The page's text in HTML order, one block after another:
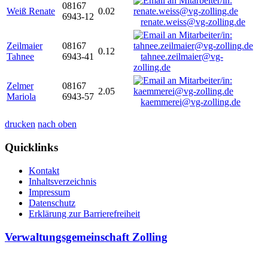
Weiß Renate
08167
6943-12
0.02
renate.weiss@vg-zolling.de
Zeilmaier
Tahnee
08167
6943-41
0.12
tahnee.zeilmaier@vg-
zolling.de
Zelmer
Mariola
08167
6943-57
2.05
kaemmerei@vg-zolling.de
drucken nach oben
Quicklinks
Kontakt
Inhaltsverzeichnis
Impressum
Datenschutz
Erklärung zur Barrierefreiheit
Verwaltungsgemeinschaft Zolling